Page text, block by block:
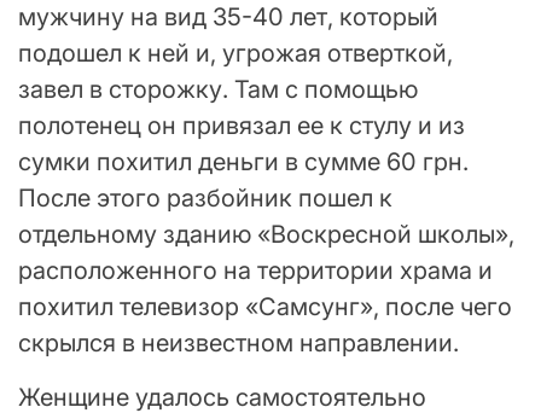
мужчину на вид 35-40 лет, который
подошел к ней и, угрожая отверткой,
завел в сторожку. Там с помощью
полотенец он привязал ее к стулу и из
сумки похитил деньги в сумме 60 грн.
После этого разбойник пошел к
отдельному зданию «Воскресной школы»,
расположенного на территории храма и
похитил телевизор «Самсунг», после чего
скрылся в неизвестном направлении.
Женщине удалось самостоятельно